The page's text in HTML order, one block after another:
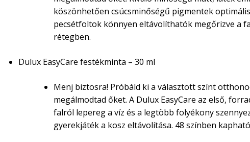
köszönhetően csúcsminőségű pigmentek
pecsétfoltok könnyen eltávolíthatók megőrizve a
rétegben.
Dulux EasyCare festékminta – 30 ml
Menj biztosra! Próbáld ki a választott színt
megálmodtad őket. A Dulux EasyCare az első,
falról lepereg a víz és a legtöbb folyékony
gyerekjáték a kosz eltávolítása. 48 színben